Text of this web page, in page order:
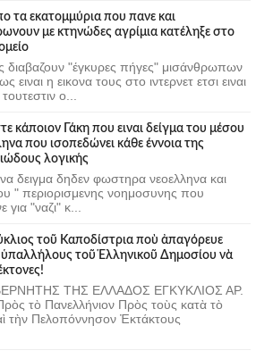
τα εκατομμύρια που πανε και
με κτηνώδες αγρίμια κατέληξε στο
διαβαζουν "έγκυρες πήγες" μισάνθρωπων
ειναι η εικονα τους στο ιντερνετ ετσι ειναι
ο...
κάποιον Γάκη που ειναι δείγμα του μέσου
που ισοπεδώνει κάθε έννοια της
λογικής
δειγμα δηδεν φωστηρα νεοελληνα και
" περιορισμενης νοημοσυνης που
για "ναζι" κ...
τοῦ Καποδίστρια ποὺ ἀπαγόρευε
τοῦ Ἑλληνικοῦ Δημοσίου νὰ
ΤΗΣ ΕΛΛΑΔΟΣ ΕΓΚΥΚΛΙΟΣ ΑΡ.
τὸ Πανελλήνιον Πρὸς τοὺς κατὰ τὸ
τὴν Πελοπόννησον Ἐκτάκτους